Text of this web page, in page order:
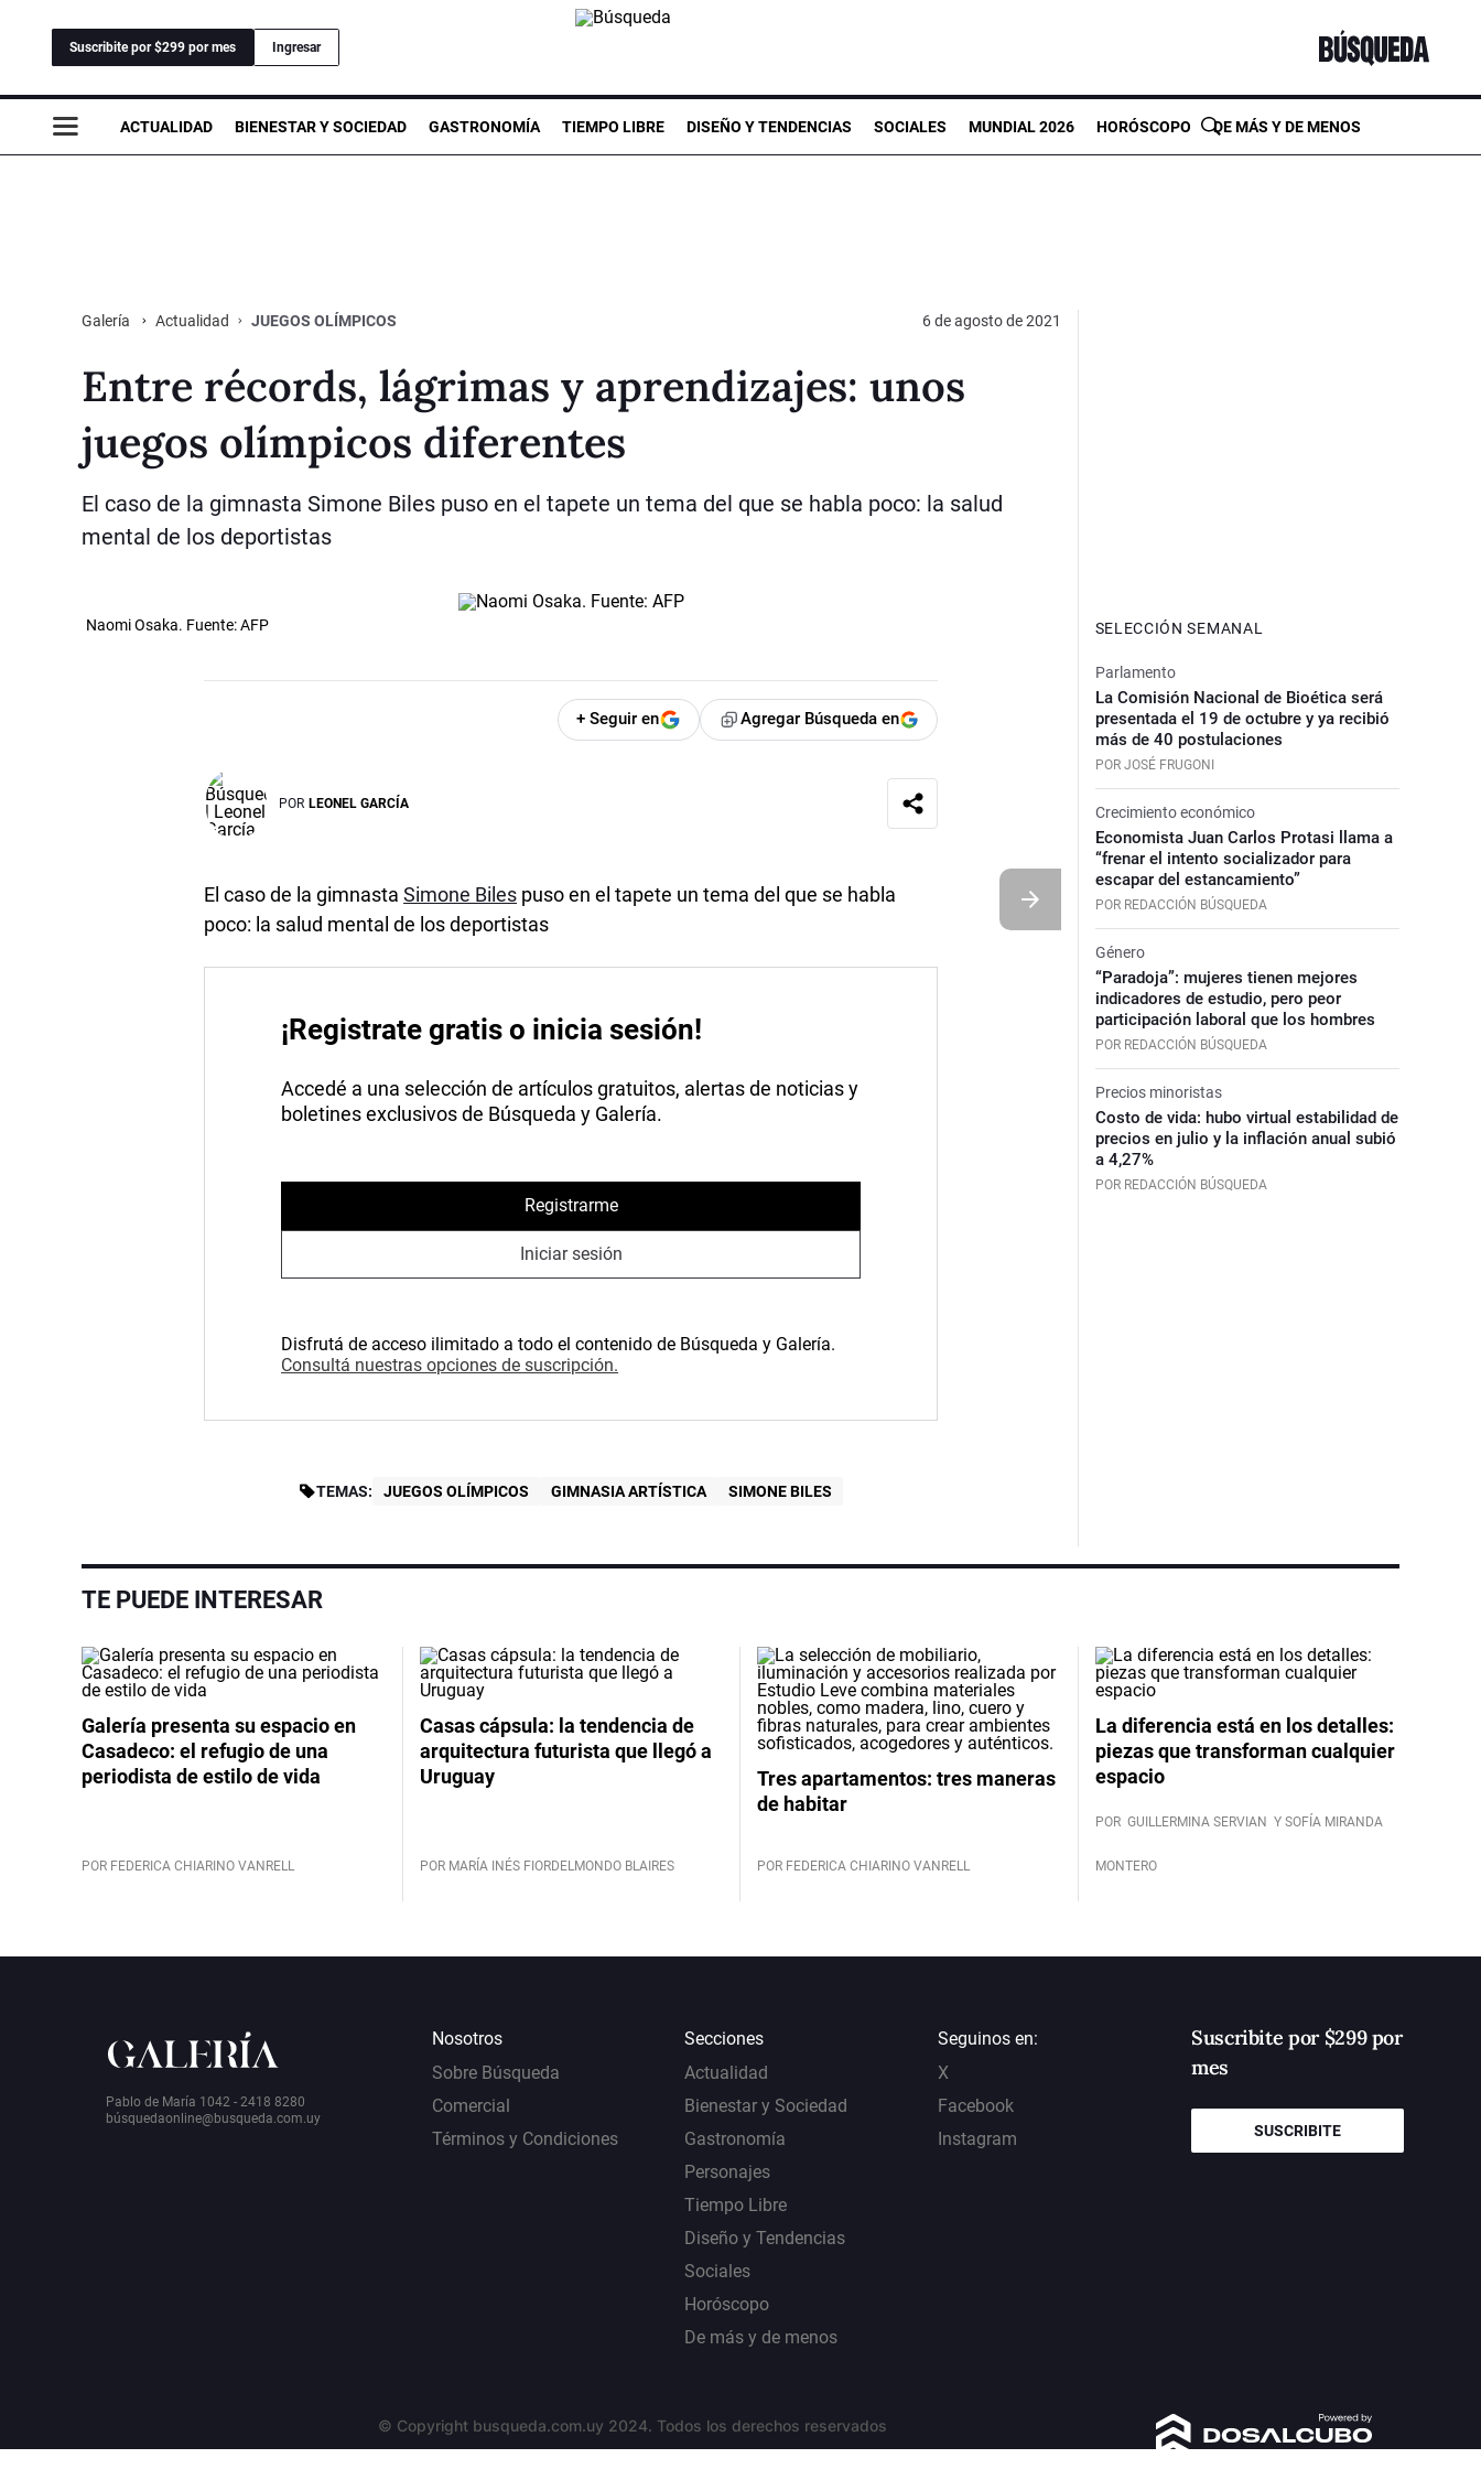
Suscribite por $299 por mes Ingresar
ACTUALIDAD BIENESTAR Y SOCIEDAD GASTRONOMÍA TIEMPO LIBRE DISEÑO Y TENDENCIAS SOCIALES MUNDIAL 2026 HORÓSCOPO DE MÁS Y DE MENOS
Galería Actualidad JUEGOS OLÍMPICOS 6 de agosto de 2021
Entre récords, lágrimas y aprendizajes: unos
juegos olímpicos diferentes
El caso de la gimnasta Simone Biles puso en el tapete un tema del que se habla poco: la salud
mental de los deportistas
Naomi Osaka. Fuente: AFP
+ Seguir en Agregar Búsqueda en
POR LEONEL GARCÍA
El caso de la gimnastaSimone Biles puso en el tapete un tema del que se habla
poco: la salud mental de los deportistas
¡Registrate gratis o inicia sesión!
Accedé a una selección de artículos gratuitos, alertas de noticias y
boletines exclusivos de Búsqueda y Galería.
Registrarme
Iniciar sesión
Disfrutá de acceso ilimitado a todo el contenido de Búsqueda y Galería.
Consultá nuestras opciones de suscripción.
TEMAS: JUEGOS OLÍMPICOS GIMNASIA ARTÍSTICA SIMONE BILES
SELECCIÓN SEMANAL
Parlamento
La Comisión Nacional de Bioética será
presentada el 19 de octubre y ya recibió
más de 40 postulaciones
POR JOSÉ FRUGONI
Crecimiento económico
Economista Juan Carlos Protasi llama a
“frenar el intento socializador para
escapar del estancamiento”
POR REDACCIÓN BÚSQUEDA
Género
“Paradoja”: mujeres tienen mejores
indicadores de estudio, pero peor
participación laboral que los hombres
POR REDACCIÓN BÚSQUEDA
Precios minoristas
Costo de vida: hubo virtual estabilidad de
precios en julio y la inflación anual subió
a 4,27%
POR REDACCIÓN BÚSQUEDA
TE PUEDE INTERESAR
Galería presenta su espacio en
Casadeco: el refugio de una
periodista de estilo de vida
POR FEDERICA CHIARINO VANRELL
Casas cápsula: la tendencia de
arquitectura futurista que llegó a
Uruguay
POR MARÍA INÉS FIORDELMONDO BLAIRES
Tres apartamentos: tres maneras
de habitar
POR FEDERICA CHIARINO VANRELL
La diferencia está en los detalles:
piezas que transforman cualquier
espacio
POR GUILLERMINA SERVIAN Y SOFÍA MIRANDA
MONTERO
Pablo de María 1042 - 2418 8280
búsquedaonline@busqueda.com.uy
Nosotros
Sobre Búsqueda
Comercial
Términos y Condiciones
Secciones
Actualidad
Bienestar y Sociedad
Gastronomía
Personajes
Tiempo Libre
Diseño y Tendencias
Sociales
Horóscopo
De más y de menos
Seguinos en:
X
Facebook
Instagram
Suscribite por $299 por
mes
SUSCRIBITE
© Copyright busqueda.com.uy 2024. Todos los derechos reservados